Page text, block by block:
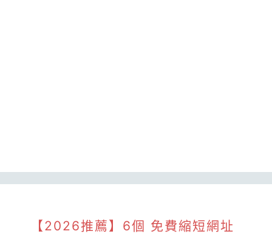
【2026推薦】6個 免費縮短網址